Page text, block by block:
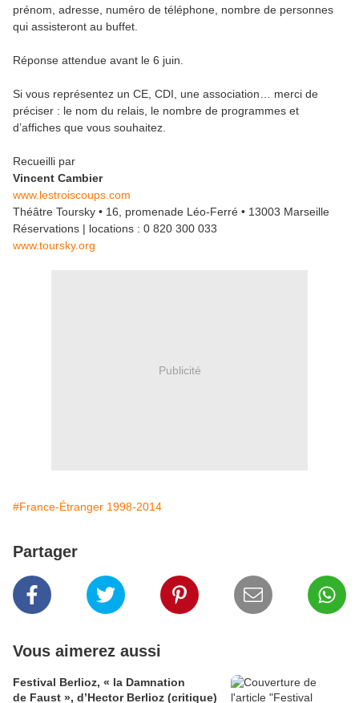
prénom, adresse, numéro de téléphone, nombre de personnes
qui assisteront au buffet.
Réponse attendue avant le 6 juin.
Si vous représentez un CE, CDI, une association… merci de
préciser : le nom du relais, le nombre de programmes et
d’affiches que vous souhaitez.
Recueilli par
Vincent Cambier
www.lestroiscoups.com
Théâtre Toursky • 16, promenade Léo-Ferré • 13003 Marseille
Réservations | locations : 0 820 300 033
www.toursky.org
Publicité
#France-Étranger 1998-2014
Partager
Vous aimerez aussi
Festival Berlioz, « la Damnation
de Faust », d’Hector Berlioz (critique)